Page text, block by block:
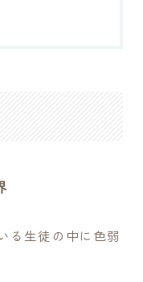
る生徒の中に色弱